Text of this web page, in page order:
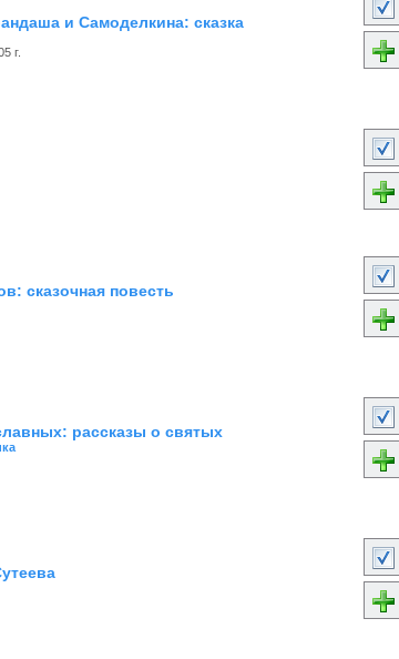
и Самоделкина: сказка
г.
сказочная повесть
рассказы о святых